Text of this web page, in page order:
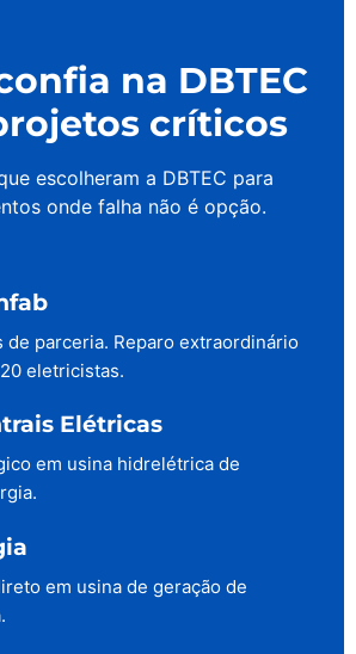
na DBTEC
críticos
escolheram a DBTEC para
onde falha não é opção.
de parceria. Reparo extraordinário
eletricistas.
Elétricas
em usina hidrelétrica de
em usina de geração de